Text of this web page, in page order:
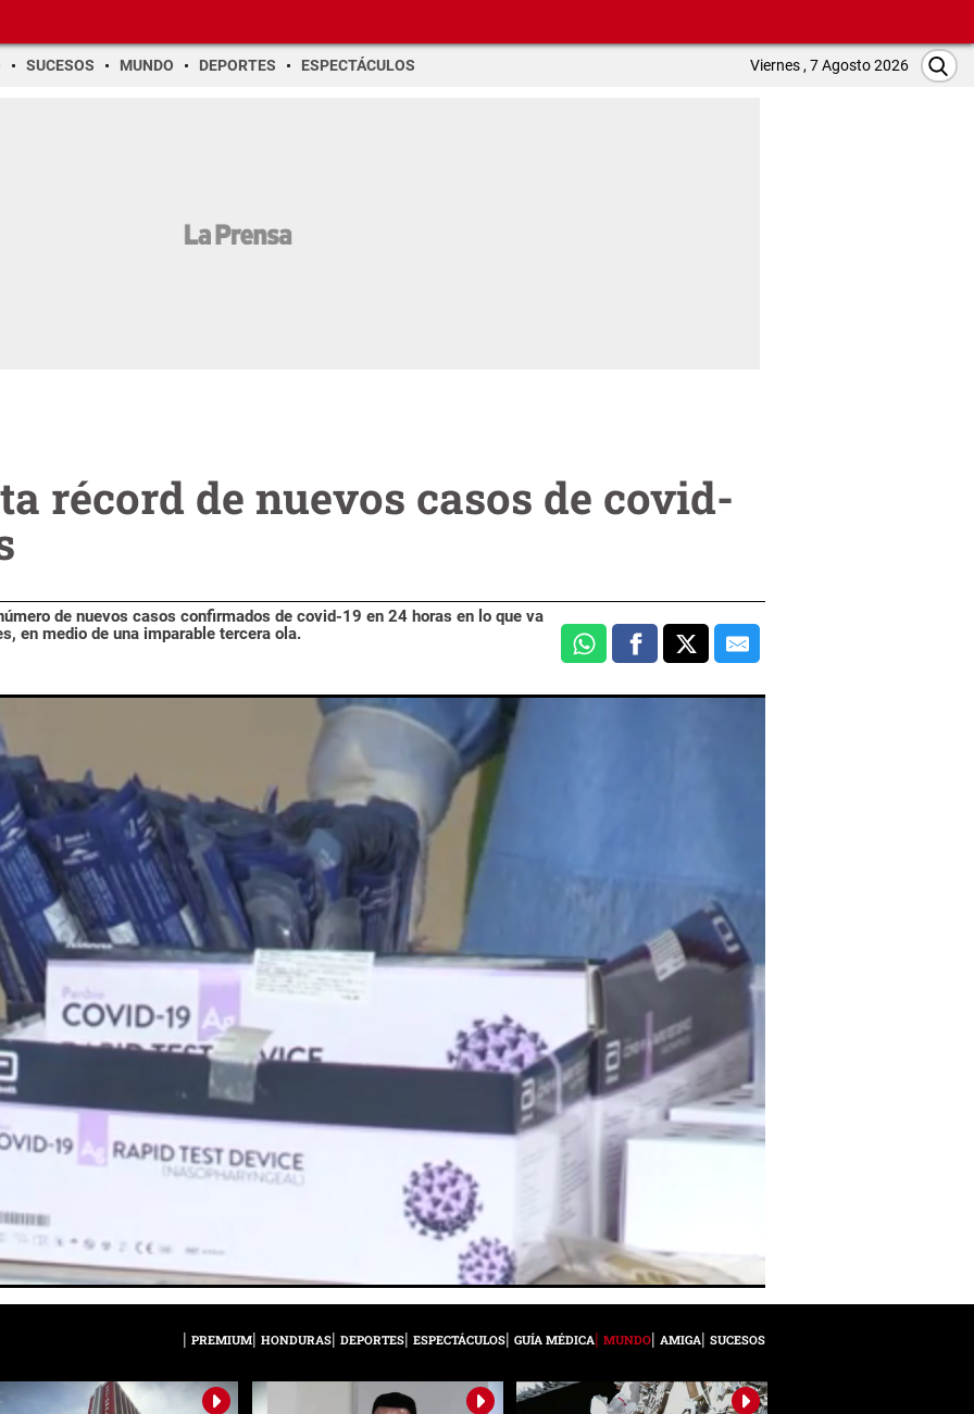
SUCESOS MUNDO DEPORTES ESPECTÁCULOS Viernes , 7 Agosto 2026
récord de nuevos casos de covid-
de nuevos casos confirmados de covid-19 en 24 horas en lo que va
en medio de una imparable tercera ola.
PREMIUM HONDURAS DEPORTES ESPECTÁCULOS GUÍA MÉDICA MUNDO AMIGA SUCESOS